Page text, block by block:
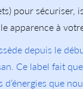
pour sécuriser,
apparence à
depuis le
Ce label fait
d’énergies que